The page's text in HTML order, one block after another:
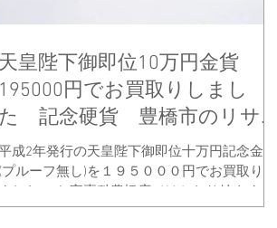
天皇陛下御即位10万円金貨
195000円でお買取りしまし
た 記念硬貨 豊橋市のリサイ
ルショップならお宝専科豊橋
店
成2年発行の天皇陛下御即位十万円記念金貨
(プルーフ無し)を１９５０００円でお買取りし
ました。 お宝専科豊橋店ではかなり値よくお
段をつけています 買取金額には自信があり